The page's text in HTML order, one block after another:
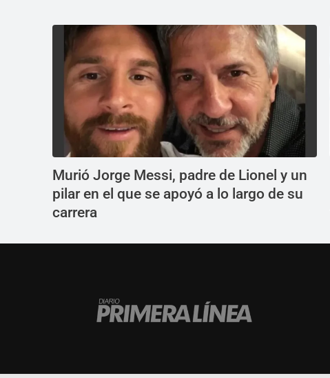
Murió Jorge Messi, padre de Lionel y un
pilar en el que se apoyó a lo largo de su
carrera